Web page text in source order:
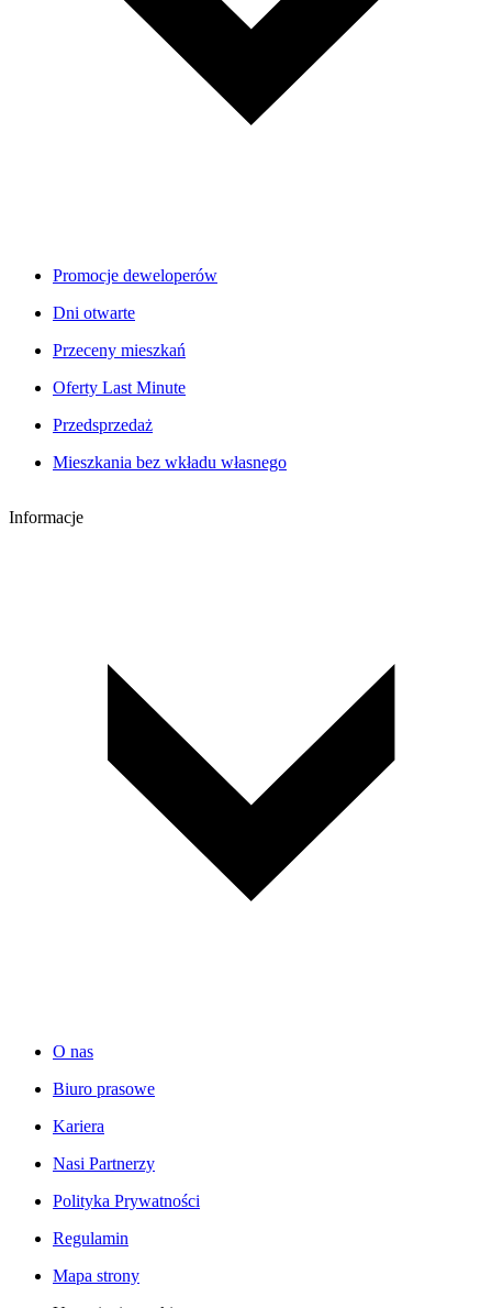
Promocje deweloperów
Dni otwarte
Przeceny mieszkań
Oferty Last Minute
Przedsprzedaż
Mieszkania bez wkładu własnego
Informacje
O nas
Biuro prasowe
Kariera
Nasi Partnerzy
Polityka Prywatności
Regulamin
Mapa strony